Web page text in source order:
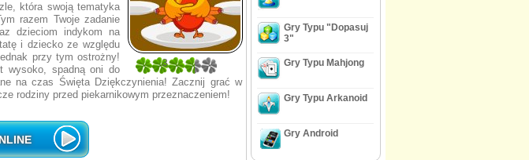
3
4
która swoją tematyka
razem Twoje zadanie
dzieciom indykom na
i dziecko ze względu
przy tym ostrożny!
wysoko, spadną oni do
na czas Święta Dziękczynienia! Zacznij grać w
rodziny przed piekarnikowym przeznaczeniem!
Gry Typu "Dopasuj
3"
Gry Typu Mahjong
Gry Typu Arkanoid
Gry Android